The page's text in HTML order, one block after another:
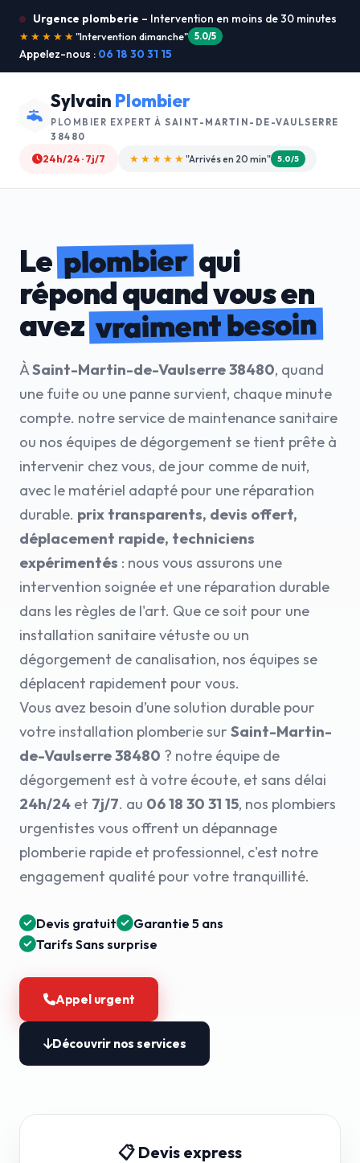
Urgence plomberie – Intervention en moins de 30 minutes
★★★★★"Je recommande !" 4.9/5
Appelez-nous : 06 18 30 31 15
Sylvain Plombier
PLOMBIER EXPERT ÀSAINT-MARTIN-DE-VAULSERRE
38480
24h/24 · 7j/7 ★★★★☆ "Devis gratuit" 4.8/5
Leplombierqui
répond quand vous en
avezvraiment besoin
ÀSaint-Martin-de-Vaulserre 38480, quand
une fuite ou une panne survient, chaque minute
compte. notre service de maintenance sanitaire
ou nos équipes de dégorgement se tient prête à
intervenir chez vous, de jour comme de nuit,
avec le matériel adapté pour une réparation
durable. prix transparents, devis offert,
déplacement rapide, techniciens
expérimentés : nous vous assurons une
intervention soignée et une réparation durable
dans les règles de l'art. Que ce soit pour une
installation sanitaire vétuste ou un
dégorgement de canalisation, nos équipes se
déplacent rapidement pour vous.
Vous avez besoin d’une solution durable pour
votre installation plomberie sur Saint-Martin-
de-Vaulserre 38480 ? notre équipe de
dégorgement est à votre écoute, et sans délai
24h/24 et 7j/7. au 06 18 30 31 15, nos plombiers
urgentistes vous offrent un dépannage
plomberie rapide et professionnel, c'est notre
engagement qualité pour votre tranquillité.
Devis gratuit
Garantie 5 ans
Tarifs Sans surprise
Appel urgent
Découvrir nos services
📋 Devis express